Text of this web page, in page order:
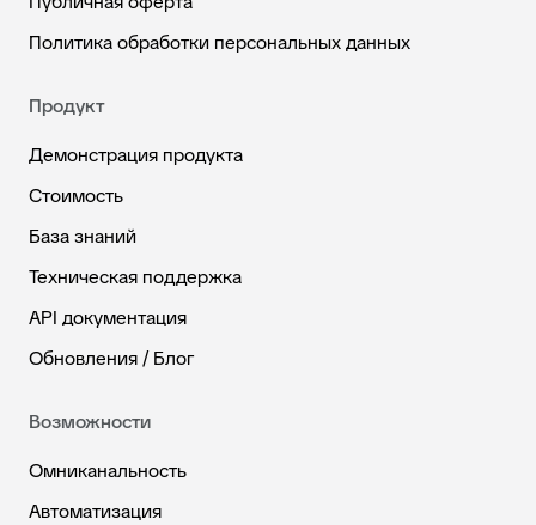
Политика обработки персональных данных
Продукт
Демонстрация продукта
Стоимость
База знаний
Техническая поддержка
API документация
Обновления / Блог
Возможности
Омниканальность
Автоматизация